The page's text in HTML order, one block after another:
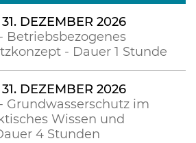
DEZEMBER 2026
Betriebsbezogenes
- Dauer 1 Stunde
DEZEMBER 2026
Grundwasserschutz im
Wissen und
4 Stunden